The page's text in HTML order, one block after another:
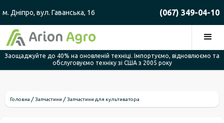
м. Дніпро, вул. Гаванська, 16 (067) 349-04-10
Заощаджуйте до 40% на оновленій техніці. Імпортуємо, відновлюємо та
обслуговуємо техніку зі США з 2005 року
Головна Запчастини Запчастини для культиватора